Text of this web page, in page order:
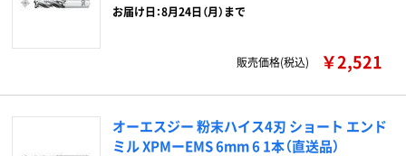
お届け日：8月24日（月）まで
販売価格(税込) ￥2,521
オーエスジー 粉末ハイス4刃 ショート エンド
ミル XPMーEMS 6mm 6 1本（直送品）